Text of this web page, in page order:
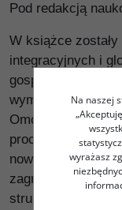
Pod redakcją
W książce
integracyjnych i
gospodarce
wymagania
Omówiono rolę
procesów
nowoczesnych
zagranicznego i
strukturze
Na naszej
wyrażasz